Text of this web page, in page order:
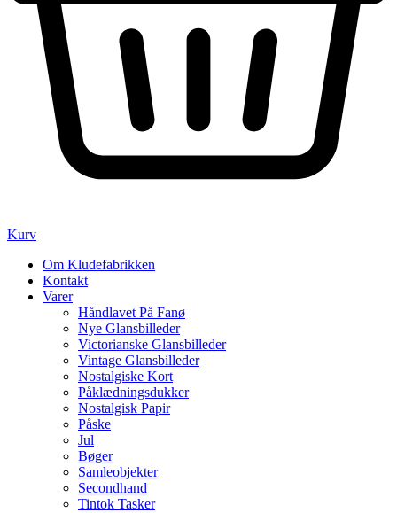
Kurv
Om Kludefabrikken
Kontakt
Varer
Håndlavet På Fanø
Nye Glansbilleder
Victorianske Glansbilleder
Vintage Glansbilleder
Nostalgiske Kort
Påklædningsdukker
Nostalgisk Papir
Påske
Jul
Bøger
Samleobjekter
Secondhand
Tintok Tasker